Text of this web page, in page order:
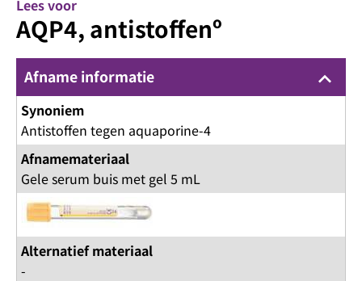
Lees voor
AQP4, antistoffenº
Afname informatie keyboard_arrow_up
Synoniem
Antistoffen tegen aquaporine-4
Afnamemateriaal
Gele serum buis met gel 5 mL
Alternatief materiaal
-